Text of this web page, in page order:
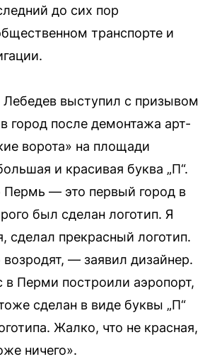
до сих пор
транспорте и
выступил с призывом
город после демонтажа арт-
ворота» на площади
и красивая буква „П“.
Пермь — это первый город в
был сделан логотип. Я
сделал прекрасный логотип.
— заявил дизайнер.
в Перми построили аэропорт,
сделан в виде буквы „П“
Жалко, что не красная,
ничего».